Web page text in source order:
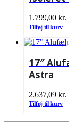
1.799,00 kr.
Tilføj til kurv
17″
Astra
2.637,09 kr.
Tilføj til kurv